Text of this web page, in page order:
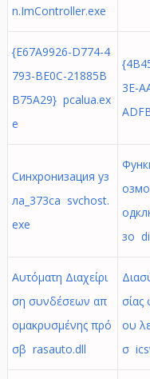
n.ImController.exe
{E67A9926-D774-4
793-BE0C-21885B
B75A29} pcalua.ex
e
3E-
Синхронизация уз
ла_373ca svchost.
exe
зо
Αυτόματη Διαχείρι
ση συνδέσεων απ
ομακρυσμένης πρό
σβ rasauto.dll
σίας
ου
σ